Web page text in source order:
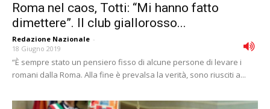
Roma nel caos, Totti: “Mi hanno fatto
dimettere”. Il club giallorosso...
Redazione Nazionale -
18 Giugno 2019
“È sempre stato un pensiero fisso di alcune persone di levare i
romani dalla Roma. Alla fine è prevalsa la verità, sono riusciti a...